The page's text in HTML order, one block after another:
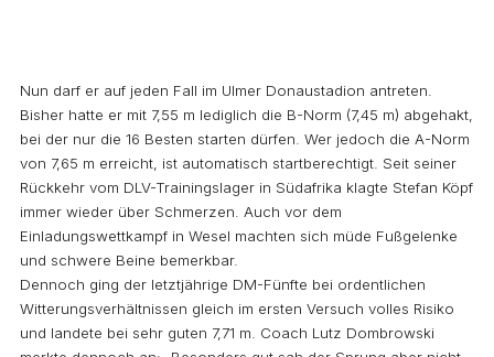
Nun darf er auf jeden Fall im Ulmer Donaustadion antreten.
Bisher hatte er mit 7,55 m lediglich die B-Norm (7,45 m) abgehakt,
bei der nur die 16 Besten starten dürfen. Wer jedoch die A-Norm
von 7,65 m erreicht, ist automatisch startberechtigt. Seit seiner
Rückkehr vom DLV-Trainingslager in Südafrika klagte Stefan Köpf
immer wieder über Schmerzen. Auch vor dem
Einladungswettkampf in Wesel machten sich müde Fußgelenke
und schwere Beine bemerkbar.
Dennoch ging der letztjährige DM-Fünfte bei ordentlichen
Witterungsverhältnissen gleich im ersten Versuch volles Risiko
und landete bei sehr guten 7,71 m. Coach Lutz Dombrowski